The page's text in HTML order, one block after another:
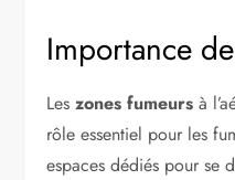
Importance
Leszones fumeurs à
rôle essentiel pour les
espaces dédiés pour se